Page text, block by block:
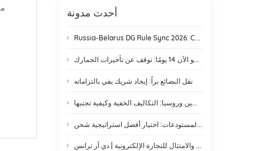
أحدث مدونة
نقل البضائع براً: إيجاد شريك يفي بالتزاماته
لوائح الشحن الدولي والامتثال للتجارة الإلكترونية | دي آر ترانس